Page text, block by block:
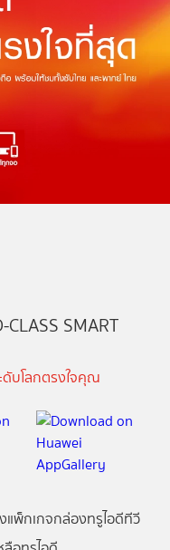
CLASS SMART
บโลกตรงใจคุณ
แพ็กเกจกล่องทรูไอดีทีวี